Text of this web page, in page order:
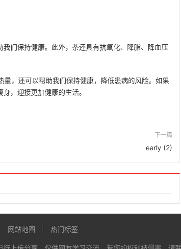
们保持健康。此外，茶还具有抗氧化、降脂、降血压
，还可以帮助我们保持健康，降低患病的风险。如果
，迎接更加健康的生活。
下一篇
early (2)
网站地图 热门标签